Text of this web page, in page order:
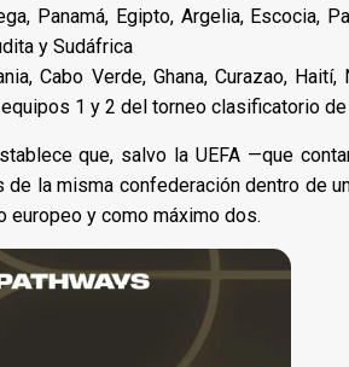
Panamá, Egipto, Argelia, Escocia,
y Sudáfrica
Cabo Verde, Ghana, Curazao,
1 y 2 del torneo clasificatorio de
que, salvo la UEFA —que
la misma confederación dentro de
europeo y como máximo dos.